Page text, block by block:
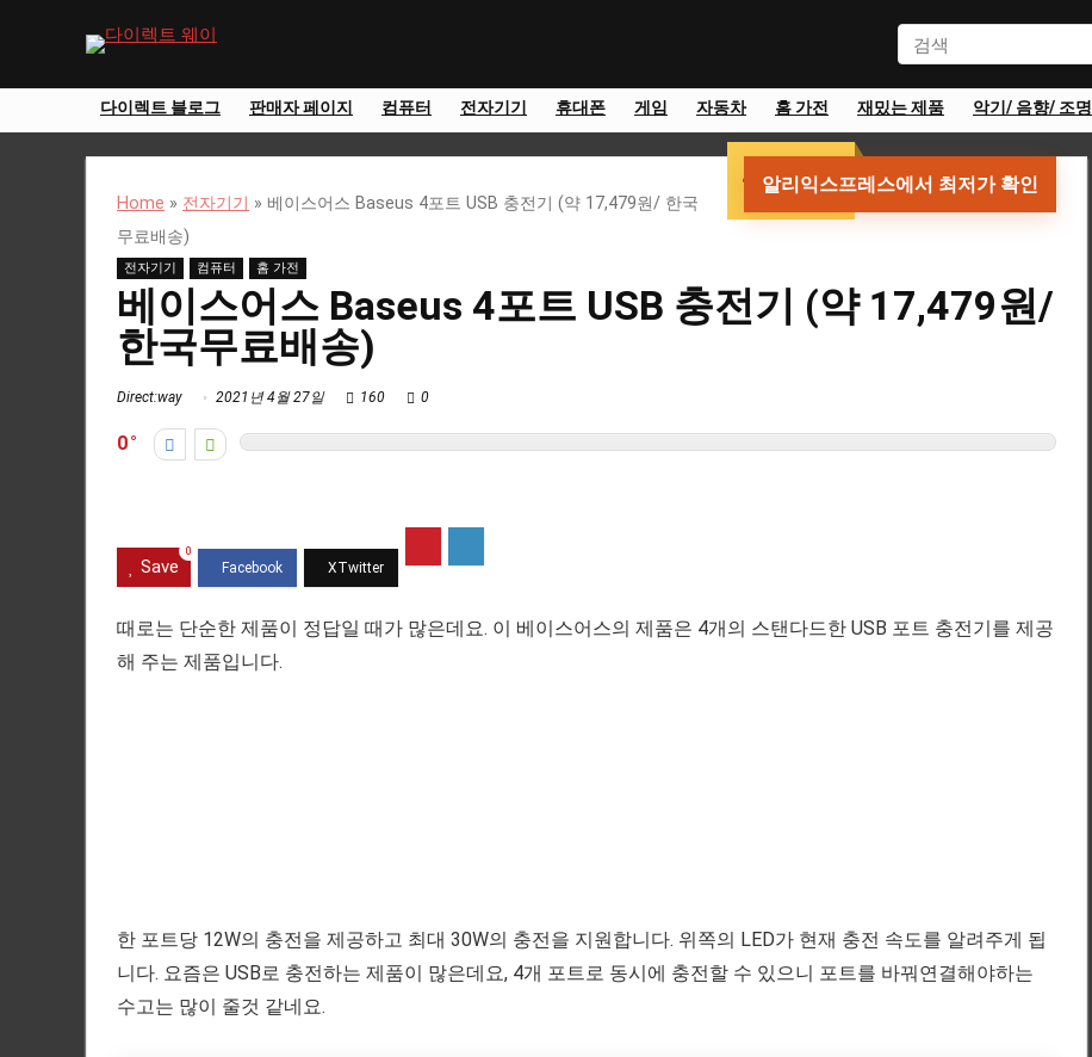
다이렉트 블로그 판매자 페이지 컴퓨터 전자기기 휴대폰 게임 자동차 홈 가전 재밌는 제품 악기/ 음향/ 조명
약 17,479원
알리익스프레스에서 최저가 확인
Home » 전자기기 » 베이스어스 Baseus 4포트 USB 충전기 (약 17,479원/ 한국
무료배송)
전자기기 컴퓨터 홈 가전
베이스어스 Baseus 4포트 USB 충전기 (약 17,479원/
한국무료배송)
Direct:way 2021년 4월 27일 160 0
0
Save
0
때로는 단순한 제품이 정답일 때가 많은데요. 이 베이스어스의 제품은 4개의 스탠다드한 USB 포트 충전기를 제공
해 주는 제품입니다.
한 포트당 12W의 충전을 제공하고 최대 30W의 충전을 지원합니다. 위쪽의 LED가 현재 충전 속도를 알려주게 됩
니다. 요즘은 USB로 충전하는 제품이 많은데요, 4개 포트로 동시에 충전할 수 있으니 포트를 바꿔연결해야하는
수고는 많이 줄것 같네요.